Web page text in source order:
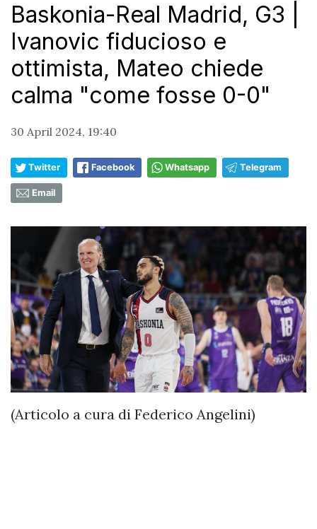
Baskonia-Real Madrid, G3 |
Ivanovic fiducioso e
ottimista, Mateo chiede
calma "come fosse 0-0"
30 April 2024, 19:40
Twitter Facebook Whatsapp Telegram
Email
(Articolo a cura di Federico Angelini)